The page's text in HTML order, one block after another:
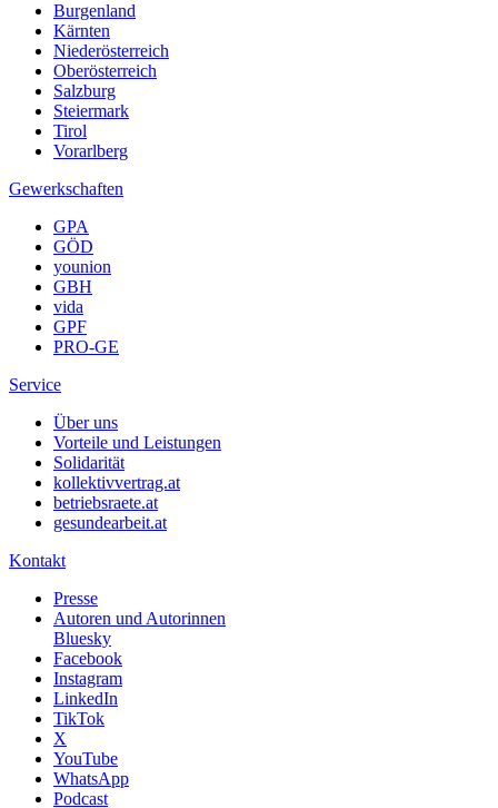
Burgenland
Kärnten
Niederösterreich
Oberösterreich
Salzburg
Steiermark
Tirol
Vorarlberg
Gewerkschaften
GPA
GÖD
younion
GBH
vida
GPF
PRO-GE
Service
Über uns
Vorteile und Leistungen
Solidarität
kollektivvertrag.at
betriebsraete.at
gesundearbeit.at
Kontakt
Presse
Autoren und Autorinnen
Bluesky
Facebook
Instagram
LinkedIn
TikTok
X
YouTube
WhatsApp
Podcast